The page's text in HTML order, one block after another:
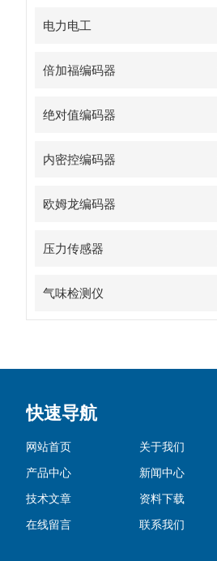
电力电工
倍加福编码器
绝对值编码器
内密控编码器
欧姆龙编码器
压力传感器
气味检测仪
快速导航
网站首页
关于我们
产品中心
新闻中心
技术文章
资料下载
在线留言
联系我们